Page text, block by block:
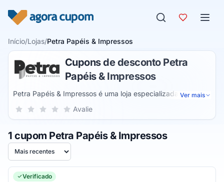
Início/Lojas/Petra Papéis & Impressos
Cupons de desconto Petra
Papéis & Impressos
Petra Papéis & Impressos é uma loja especializada em
papéis estampados, coloridos, texturizados, fotográficos,
etc. A empresa realiza vendas no varejo e no atacado.
Ver mais
Sua nota para Petra Papéis & Impressos, de 1 a 5 estrelas
5 estrelas
4 estrelas
3 estrelas
2 estrelas
1 estrela Avalie
1 cupom Petra Papéis & Impressos
Ordenar por
Verificado